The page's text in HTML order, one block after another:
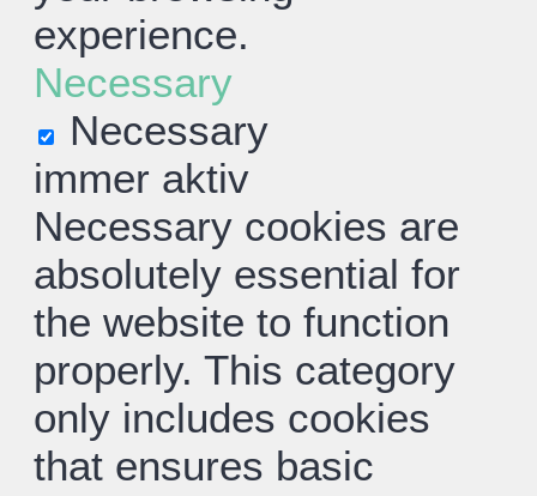
experience.
Necessary
Necessary
immer aktiv
Necessary cookies are
absolutely essential for
the website to function
properly. This category
only includes cookies
that ensures basic